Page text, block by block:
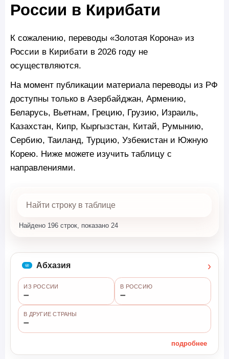
России в Кирибати
К сожалению, переводы «Золотая Корона» из
России в Кирибати в 2026 году не
осуществляются.
На момент публикации материала переводы из РФ
доступны только в Азербайджан, Армению,
Беларусь, Вьетнам, Грецию, Грузию, Израиль,
Казахстан, Кипр, Кыргызстан, Китай, Румынию,
Сербию, Таиланд, Турцию, Узбекистан и Южную
Корею. Ниже можете изучить таблицу с
направлениями.
Найдено 196 строк, показано 24
Абхазия ›
ИЗ РОССИИ
➖
В РОССИЮ
➖
В ДРУГИЕ СТРАНЫ
➖
подробнее